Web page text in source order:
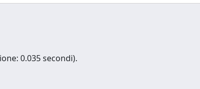
0.035 secondi).